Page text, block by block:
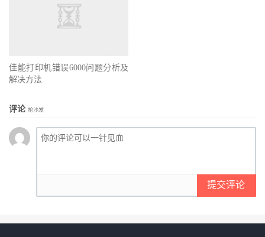
佳能打印机错误6000问题分析及
解决方法
评论 抢沙发
提交评论